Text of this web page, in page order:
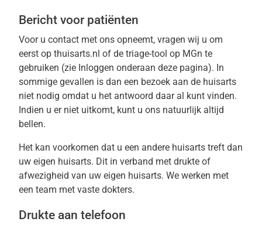
Bericht voor patiënten
Voor u contact met ons opneemt, vragen wij u om
eerst op thuisarts.nl of de triage-tool op MGn te
gebruiken (zie Inloggen onderaan deze pagina). In
sommige gevallen is dan een bezoek aan de huisarts
niet nodig omdat u het antwoord daar al kunt vinden.
Indien u er niet uitkomt, kunt u ons natuurlijk altijd
bellen.
Het kan voorkomen dat u een andere huisarts treft dan
uw eigen huisarts. Dit in verband met drukte of
afwezigheid van uw eigen huisarts. We werken met
een team met vaste dokters.
Drukte aan telefoon